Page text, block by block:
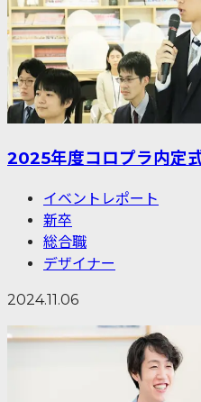
2025年度コロプラ内定
イベントレポート
新卒
総合職
デザイナー
2024.11.06